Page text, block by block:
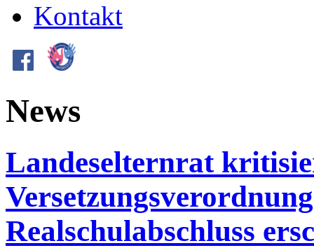
Kontakt
News
Landeselternrat
Realschulabschluss